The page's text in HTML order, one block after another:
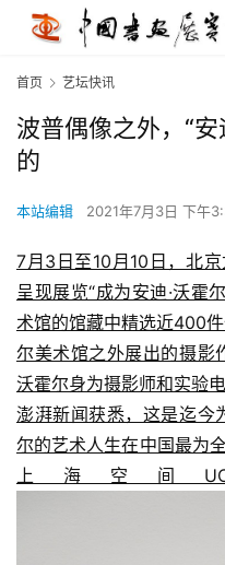
首页 艺坛快讯
波普偶像之外，“
的
本站编辑 2021年7月3日 下午
7月3日至10月10日，北
呈现展览“成为安迪·沃霍
术馆的馆藏中精选近400
尔美术馆之外展出的摄影
沃霍尔身为摄影师和实验
澎湃新闻获悉，这是迄今
尔的艺术人生在中国最为
上海空间